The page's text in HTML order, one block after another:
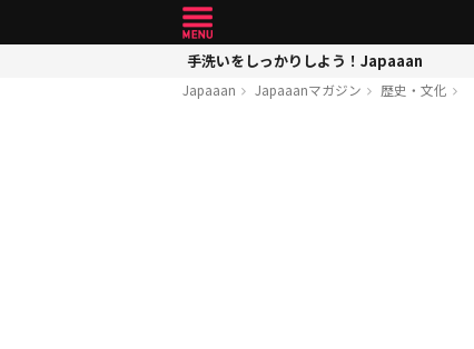
手洗いをしっかりしよう！Japaaan
Japaaan Japaaanマガジン 歴史・文化